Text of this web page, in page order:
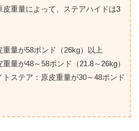
重量によって、ステアハイドは3
重量が58ポンド（26kg）以上
量が48～58ポンド（21.8～26kg）
トステア：原皮重量が30～48ポンド